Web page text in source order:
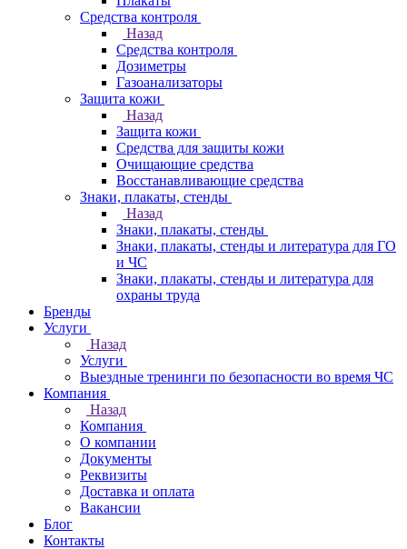
Средства контроля
Назад
Средства контроля
Дозиметры
Газоанализаторы
Защита кожи
Назад
Защита кожи
Средства для защиты кожи
Очищающие средства
Восстанавливающие средства
Знаки, плакаты, стенды
Назад
Знаки, плакаты, стенды
Знаки, плакаты, стенды и литература для ГО
и ЧС
Знаки, плакаты, стенды и литература для
охраны труда
Бренды
Услуги
Назад
Услуги
Выездные тренинги по безопасности во время ЧС
Компания
Назад
Компания
О компании
Документы
Реквизиты
Доставка и оплата
Вакансии
Блог
Контакты